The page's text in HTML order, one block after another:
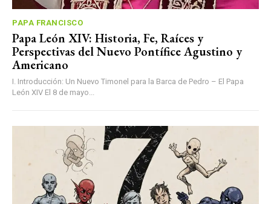
PAPA FRANCISCO
Papa León XIV: Historia, Fe, Raíces y
Perspectivas del Nuevo Pontífice Agustino y
Americano
I. Introducción: Un Nuevo Timonel para la Barca de Pedro – El Papa
León XIV El 8 de mayo...